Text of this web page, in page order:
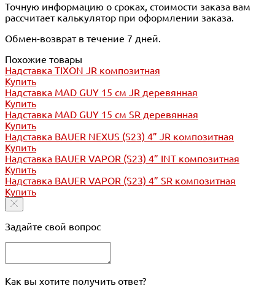
Точную информацию о сроках, стоимости заказа вам
рассчитает калькулятор при оформлении заказа.
Обмен-возврат в течение 7 дней.
Похожие товары
Надставка TIXON JR композитная
Купить
Надставка MAD GUY 15 см JR деревянная
Купить
Надставка MAD GUY 15 см SR деревянная
Купить
Надставка BAUER NEXUS (S23) 4” JR композитная
Купить
Надставка BAUER VAPOR (S23) 4” INT композитная
Купить
Надставка BAUER VAPOR (S23) 4” SR композитная
Купить
Задайте свой вопрос
Как вы хотите получить ответ?